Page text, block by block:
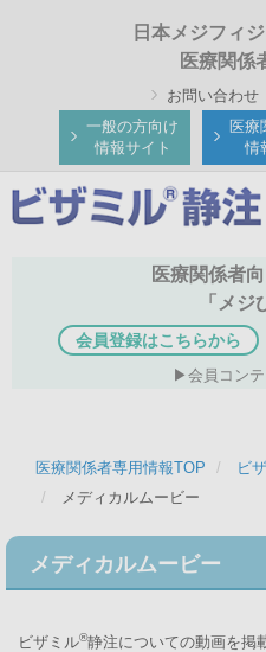
ツ
日本メジフィ
医療関係
お問い合わせ
一般の方向け
情報サイト
医療
情
医療関係者
「メジ
会員登録はこちらから
会員コン
医療関係者専用情報TOP ビ
メディカルムービー
メディカルムービー
ビザミル®静注についての動画を掲